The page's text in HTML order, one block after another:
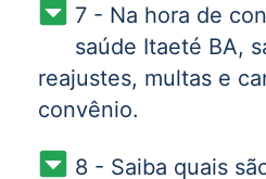
7 - Na hora de
saúde Itaeté BA,
reajustes, multas e
convênio.
8 - Saiba quais